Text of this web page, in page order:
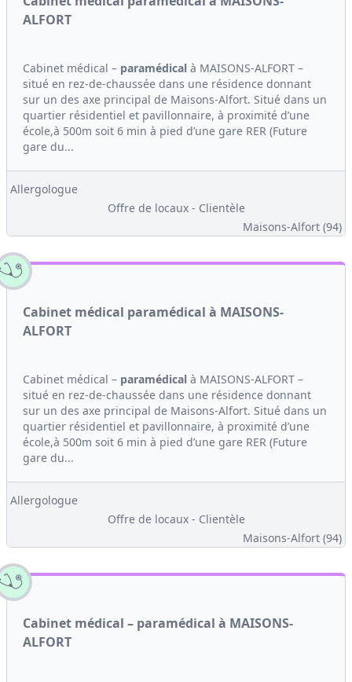
ALFORT
Cabinet médical – paramédical à MAISONS-ALFORT –
situé en rez-de-chaussée dans une résidence donnant
sur un des axe principal de Maisons-Alfort. Situé dans un
quartier résidentiel et pavillonnaire, à proximité d’une
école,à 500m soit 6 min à pied d’une gare RER (Future
gare du...
Allergologue
Offre de locaux - Clientèle
Maisons-Alfort (94)
Cabinet médical paramédical à MAISONS-
ALFORT
Cabinet médical – paramédical à MAISONS-ALFORT –
situé en rez-de-chaussée dans une résidence donnant
sur un des axe principal de Maisons-Alfort. Situé dans un
quartier résidentiel et pavillonnaire, à proximité d’une
école,à 500m soit 6 min à pied d’une gare RER (Future
gare du...
Allergologue
Offre de locaux - Clientèle
Maisons-Alfort (94)
Cabinet médical – paramédical à MAISONS-
ALFORT